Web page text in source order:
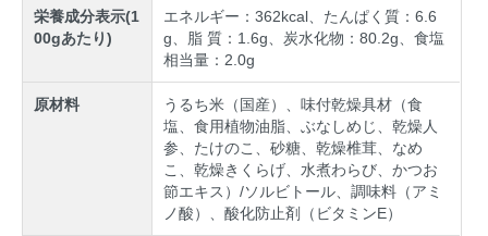
栄養成分表示(1
00gあたり)
エネルギー：362kcal、たんぱく質：6.6
g、脂 質：1.6g、炭水化物：80.2g、食塩
相当量：2.0g
原材料
うるち米（国産）、味付乾燥具材（食
塩、食用植物油脂、ぶなしめじ、乾燥人
参、たけのこ、砂糖、乾燥椎茸、なめ
こ、乾燥きくらげ、水煮わらび、かつお
節エキス）/ソルビトール、調味料（アミ
ノ酸）、酸化防止剤（ビタミンE）